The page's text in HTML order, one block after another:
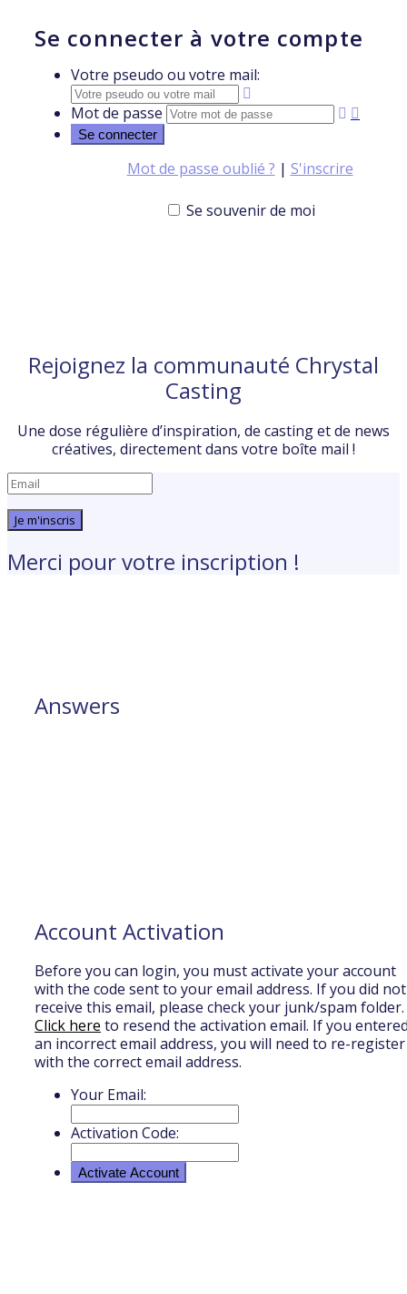
Se connecter à votre compte
Votre pseudo ou votre mail:
Mot de passe
Mot de passe oublié ? | S'inscrire
Se souvenir de moi
Rejoignez la communauté Chrystal
Casting
Une dose régulière d’inspiration, de casting et de news
créatives, directement dans votre boîte mail !
Je m'inscris
Merci pour votre inscription !
Answers
Account Activation
Before you can login, you must activate your account
with the code sent to your email address. If you did not
receive this email, please check your junk/spam folder.
Click here to resend the activation email. If you
an incorrect email address, you will need to re-register
with the correct email address.
Your Email:
Activation Code: